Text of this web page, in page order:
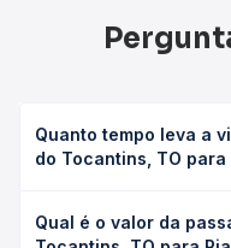
Quanto tempo leva a
do Tocantins, TO para
Rialma, GO leva em
Qual é o valor da